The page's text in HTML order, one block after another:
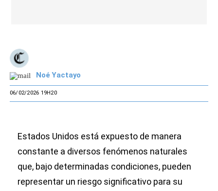
Noé Yactayo
06/02/2026 19H20
Estados Unidos está expuesto de manera
constante a diversos fenómenos naturales
que, bajo determinadas condiciones, pueden
representar un riesgo significativo para su